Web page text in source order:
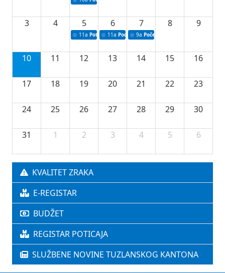
3 4 5
11a Potpisivanje ugovora o stipendijama za
6
11a Podrška razvoju vodne infrastrukture u
7
9a Početak izgradnje nove
8 9
10 11 12 13 14 15 16
17 18 19 20 21 22 23
24 25 26 27 28 29 30
31 1 2 3 4 5 6
KVALITET ZRAKA
E-REGISTAR
BUDŽET
REGISTAR POTICAJA
SLUŽBENE NOVINE TUZLANSKOG KANTONA